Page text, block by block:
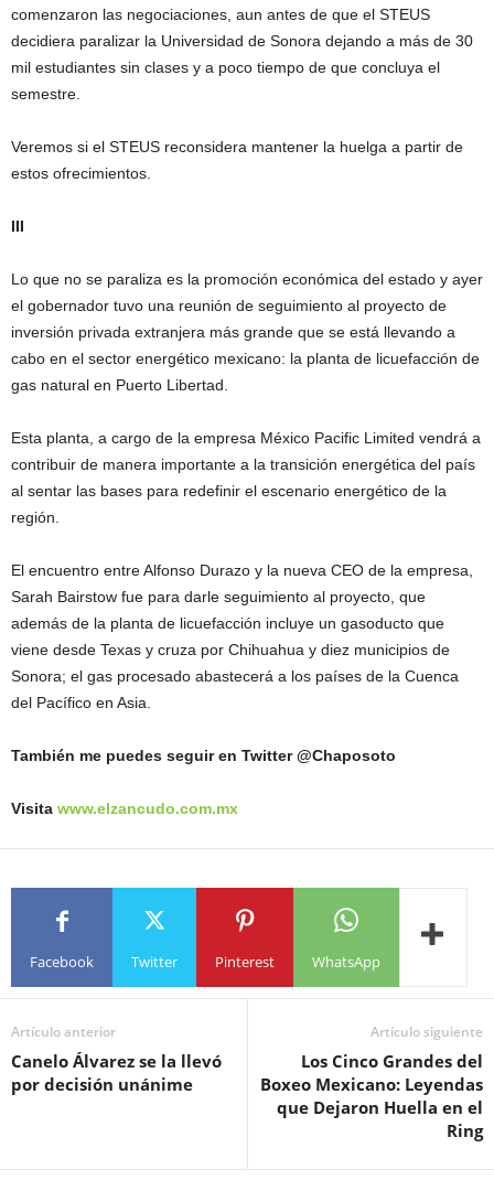
comenzaron las negociaciones, aun antes de que el STEUS
decidiera paralizar la Universidad de Sonora dejando a más de 30
mil estudiantes sin clases y a poco tiempo de que concluya el
semestre.
Veremos si el STEUS reconsidera mantener la huelga a partir de
estos ofrecimientos.
III
Lo que no se paraliza es la promoción económica del estado y ayer
el gobernador tuvo una reunión de seguimiento al proyecto de
inversión privada extranjera más grande que se está llevando a
cabo en el sector energético mexicano: la planta de licuefacción de
gas natural en Puerto Libertad.
Esta planta, a cargo de la empresa México Pacific Limited vendrá a
contribuir de manera importante a la transición energética del país
al sentar las bases para redefinir el escenario energético de la
región.
El encuentro entre Alfonso Durazo y la nueva CEO de la empresa,
Sarah Bairstow fue para darle seguimiento al proyecto, que
además de la planta de licuefacción incluye un gasoducto que
viene desde Texas y cruza por Chihuahua y diez municipios de
Sonora; el gas procesado abastecerá a los países de la Cuenca
del Pacífico en Asia.
También me puedes seguir en Twitter @Chaposoto
Visita www.elzancudo.com.mx
Facebook Twitter Pinterest WhatsApp
Artículo anterior
Canelo Álvarez se la llevó
por decisión unánime
Artículo siguiente
Los Cinco Grandes del
Boxeo Mexicano: Leyendas
que Dejaron Huella en el
Ring